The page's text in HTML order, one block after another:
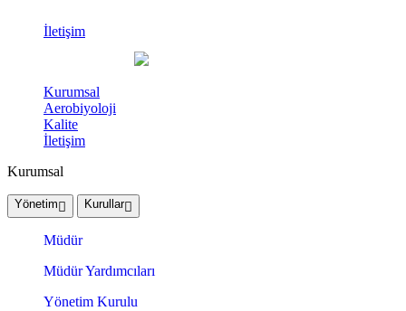
İletişim
Kurumsal
Aerobiyoloji
Kalite
İletişim
Kurumsal
Yönetim Kurullar
Müdür
Müdür Yardımcıları
Yönetim Kurulu